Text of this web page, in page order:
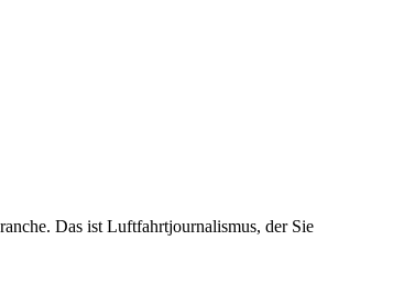
Das ist Luftfahrtjournalismus, der Sie